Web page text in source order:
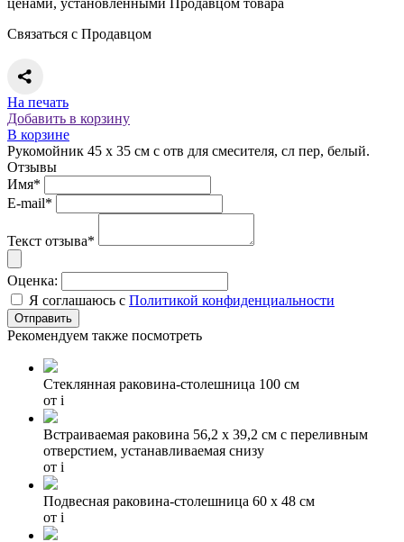
Связаться с Продавцом
На печать
Добавить в корзину
В корзине
Рукомойник 45 x 35 см с отв для смесителя, сл пер, белый.
Отзывы
Имя*
E-mail*
Текст отзыва*
Оценка:
Я соглашаюсь с Политикой конфиденциальности
Рекомендуем также посмотреть
Стеклянная раковина-столешница 100 см
от i
Встраиваемая раковина 56,2 х 39,2 см с переливным
отверстием, устанавливаемая снизу
от i
Подвесная раковина-столешница 60 х 48 см
от i